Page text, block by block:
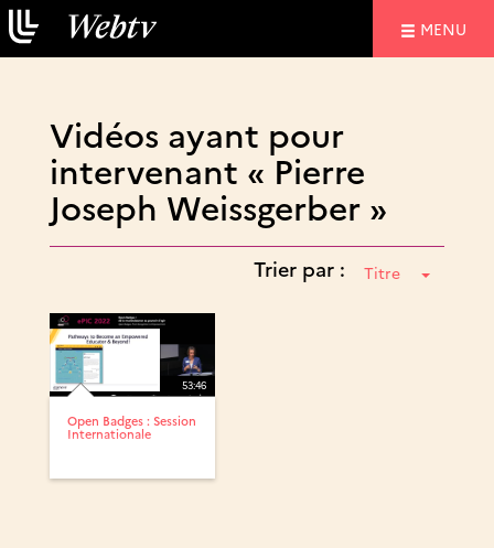
MENU
Vidéos ayant pour
intervenant « Pierre
Joseph Weissgerber »
Trier par : Titre
53:46
Open Badges : Session
Internationale